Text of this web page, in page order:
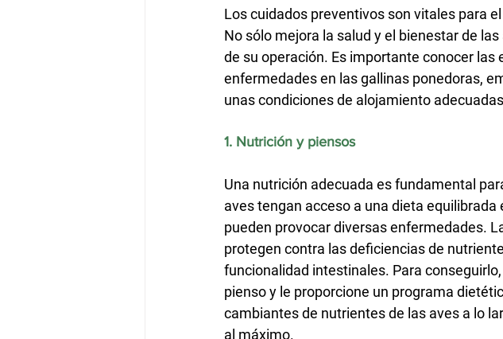
Los cuidados preventivos son vitales para
No sólo mejora la salud y el bienestar de
de su operación. Es importante conocer
enfermedades en las gallinas ponedoras,
unas condiciones de alojamiento
1. Nutrición y piensos
Una nutrición adecuada es fundamental
aves tengan acceso a una dieta
pueden provocar diversas enfermedades.
protegen contra las deficiencias de
funcionalidad intestinales. Para
pienso y le proporcione un programa
cambiantes de nutrientes de las aves a lo
al máximo.